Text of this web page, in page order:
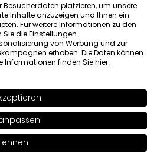
Besucherdaten platzieren, um unsere
Inhalte anzuzeigen und Ihnen ein
Für weitere Informationen zu den
die Einstellungen.
von Werbung und zur
erhoben. Die Daten können
Informationen finden Siehier.